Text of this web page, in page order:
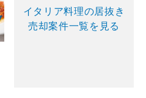
イタリア料理の居抜き
売却案件一覧を見る